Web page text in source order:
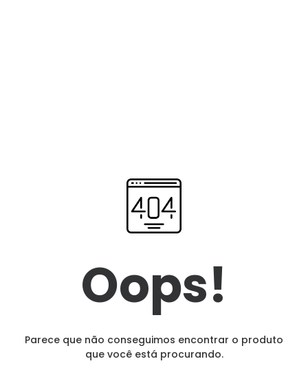
Oops!
Parece que não conseguimos encontrar o produto
que você está procurando.